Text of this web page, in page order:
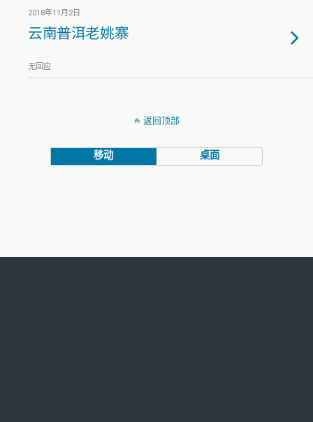
2018年11月2日
云南普洱老姚寨
无回应
返回顶部
移动 桌面